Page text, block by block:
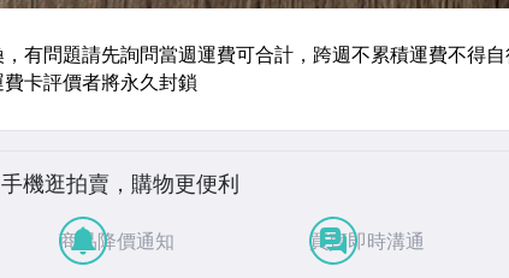
手機逛拍賣，購物更便利
商品降價通知 買賣即時溝通